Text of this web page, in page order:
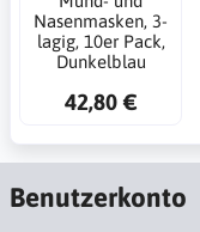
Nasenmasken, 3-
lagig, 10er Pack,
Dunkelblau
42,80 €
Benutzerkonto